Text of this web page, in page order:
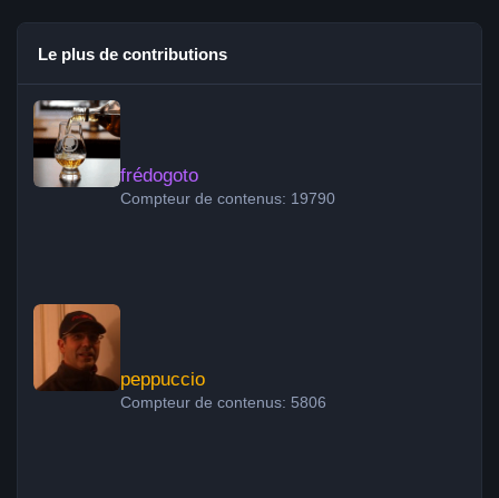
Le plus de contributions
frédogoto
Compteur de contenus: 19790
peppuccio
Compteur de contenus: 5806